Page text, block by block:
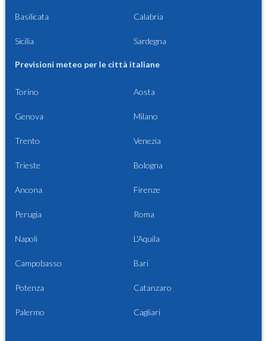
Basilicata Calabria
Sicilia Sardegna
Previsioni meteo per le città italiane
Torino Aosta
Genova Milano
Trento Venezia
Trieste Bologna
Ancona Firenze
Perugia Roma
Napoli L'Aquila
Campobasso Bari
Potenza Catanzaro
Palermo Cagliari